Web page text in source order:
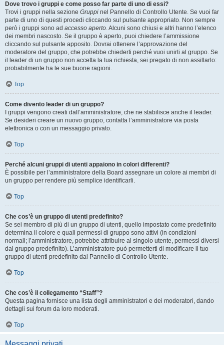
Dove trovo i gruppi e come posso far parte di uno di essi?
Trovi i gruppi nella sezione Gruppi nel Pannello di Controllo Utente. Se vuoi far
parte di uno di questi procedi cliccando sul pulsante appropriato. Non sempre
però i gruppi sono ad accesso aperto. Alcuni sono chiusi e altri hanno l’elenco
dei membri nascosto. Se il gruppo è aperto, puoi chiedere l’ammissione
cliccando sul pulsante apposito. Dovrai ottenere l’approvazione del
moderatore del gruppo, che potrebbe chiederti perché vuoi unirti al gruppo. Se
il leader di un gruppo non accetta la tua richiesta, sei pregato di non assillarlo:
probabilmente ha le sue buone ragioni.
Top
Come divento leader di un gruppo?
I gruppi vengono creati dall’amministratore, che ne stabilisce anche il leader.
Se desideri creare un nuovo gruppo, contatta l’amministratore via posta
elettronica o con un messaggio privato.
Top
Perché alcuni gruppi di utenti appaiono in colori differenti?
È possibile per l’amministratore della Board assegnare un colore ai membri di
un gruppo per rendere più semplice identificarli.
Top
Che cos’è un gruppo di utenti predefinito?
Se sei membro di più di un gruppo di utenti, quello impostato come predefinito
determina il colore e quali permessi di gruppo sono attivi (in condizioni
normali; l’amministratore, potrebbe attribuire al singolo utente, permessi diversi
dal gruppo predefinito). L’amministratore può permetterti di modificare il tuo
gruppo di utenti predefinito dal Pannello di Controllo Utente.
Top
Che cos’è il collegamento “Staff”?
Questa pagina fornisce una lista degli amministratori e dei moderatori, dando
dettagli sui forum da loro moderati.
Top